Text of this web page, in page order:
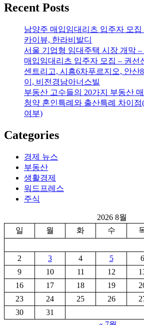
Recent Posts
남양주 매입임대리츠 입주자 모
카이뷰, 한라비발디
서울 기업형 임대주택 시장 개막
매입임대리츠 입주자 모집 – 권선
센트리고, 시흥6차푸르지오, 안산
이, 비전경남아너스빌
부동산 고수들의 20가지 부동산
청약 혼인특례와 출산특례 차이점
여부)
Categories
경제 뉴스
부동산
생활경제
워드프레스
주식
2026 8월
일
월 화 수
2
3 4 5 6
9
10 11 12
16
17 18 19
23
24 25 26
30
31